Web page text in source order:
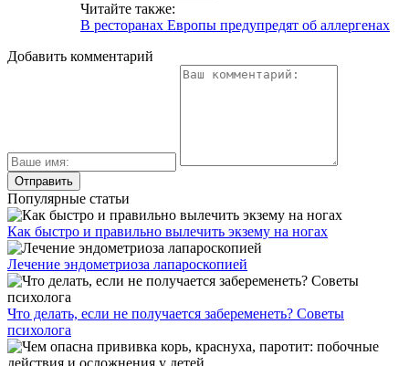
Читайте также:
В ресторанах Европы предупредят об аллергенах
Добавить комментарий
Популярные статьи
Как быстро и правильно вылечить экзему на ногах
Лечение эндометриоза лапароскопией
Что делать, если не получается забеременеть? Советы
психолога